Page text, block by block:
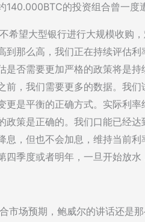
140.000BTC的投资组合曾一度
希望大型银行进行大规模收购
到那么高，我们正在持续评估
是否需要更加严格的政策将是
前，我们需要更多的数据。我们
更是平衡的正确方式。实际利
政策是正确的。我们口能已经
息，但也不会加息，维持当前
四季度或者明年，一旦开始放水
市场预期，鲍威尔的讲话还是